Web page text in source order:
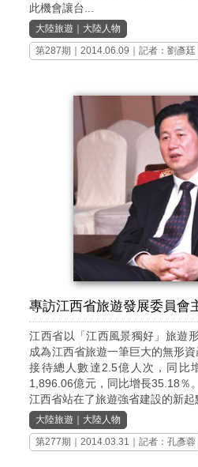
此機會讓台...
大陸旅遊 ｜ 大陸人物
第287期 ｜2014.06.09｜記者：劉彥廷
專訪江西省旅遊發展委員會
江西省以「江西風景獨好」旅遊
成為江西省旅遊一筆巨大的無形
接待總人數達2.5億人次，同比
1,896.06億元，同比增長35.18％
江西省站在了旅遊強省建設的新起
大陸旅遊 ｜ 大陸人物
第277期 ｜2014.03.31｜記者：孔彥蓉